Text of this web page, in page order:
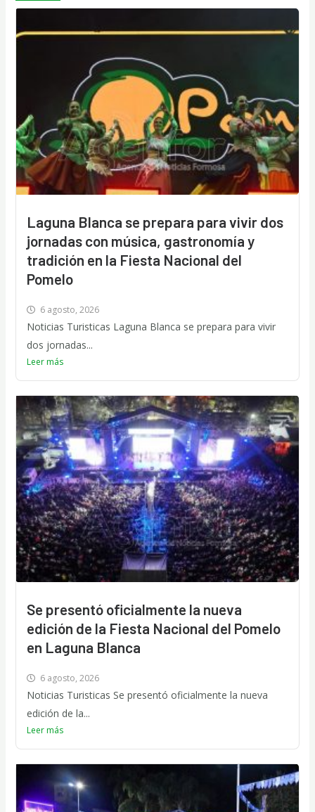
Laguna Blanca se prepara para vivir dos
jornadas con música, gastronomía y
tradición en la Fiesta Nacional del
Pomelo
6 agosto, 2026
Noticias Turisticas Laguna Blanca se prepara para vivir
dos jornadas...
Leer más
Se presentó oficialmente la nueva
edición de la Fiesta Nacional del Pomelo
en Laguna Blanca
6 agosto, 2026
Noticias Turisticas Se presentó oficialmente la nueva
edición de la...
Leer más